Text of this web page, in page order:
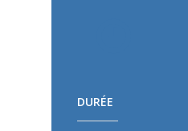
DURÉE